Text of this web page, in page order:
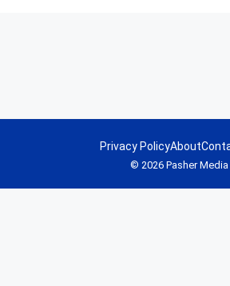
© 2026 Pasher Media
Privacy PolicyAbout